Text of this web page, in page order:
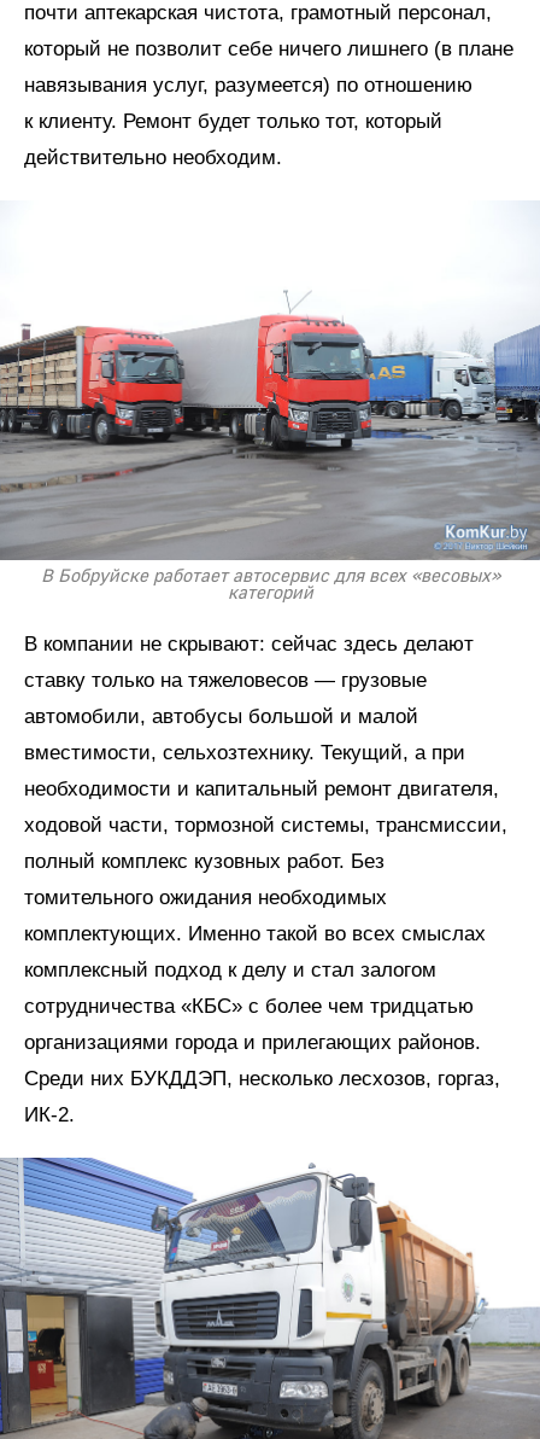
почти аптекарская чистота, грамотный персонал,
который не позволит себе ничего лишнего (в плане
навязывания услуг, разумеется) по отношению
к клиенту. Ремонт будет только тот, который
действительно необходим.
В Бобруйске работает автосервис для всех «весовых»
категорий
В компании не скрывают: сейчас здесь делают
ставку только на тяжеловесов — грузовые
автомобили, автобусы большой и малой
вместимости, сельхозтехнику. Текущий, а при
необходимости и капитальный ремонт двигателя,
ходовой части, тормозной системы, трансмиссии,
полный комплекс кузовных работ. Без
томительного ожидания необходимых
комплектующих. Именно такой во всех смыслах
комплексный подход к делу и стал залогом
сотрудничества «КБС» с более чем тридцатью
организациями города и прилегающих районов.
Среди них БУКДДЭП, несколько лесхозов, горгаз,
ИК‑2.